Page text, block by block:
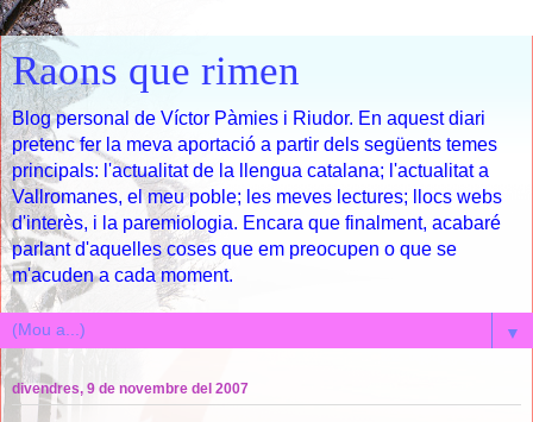
Raons que rimen
Blog personal de Víctor Pàmies i Riudor. En aquest diari
pretenc fer la meva aportació a partir dels següents temes
principals: l'actualitat de la llengua catalana; l'actualitat a
Vallromanes, el meu poble; les meves lectures; llocs webs
d'interès, i la paremiologia. Encara que finalment, acabaré
parlant d'aquelles coses que em preocupen o que se
m'acuden a cada moment.
▼
divendres, 9 de novembre del 2007